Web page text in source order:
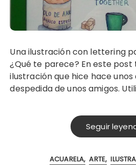
Una ilustración con lettering para un nuevo hogar,
¿Qué te parece? En este
ilustración que hice hace
despedida de unos amigos.
Seguir
ACUARELA ARTE